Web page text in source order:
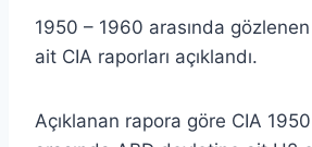
1950 – 1960 arasında
ait CIA raporları açıklandı.
Açıklanan rapora göre CIA